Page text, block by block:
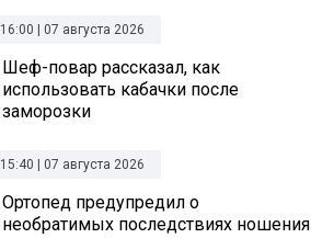
16:00 | 07 августа 2026
Шеф-повар рассказал, как
использовать кабачки после
заморозки
15:40 | 07 августа 2026
Ортопед предупредил о
необратимых последствиях ношения